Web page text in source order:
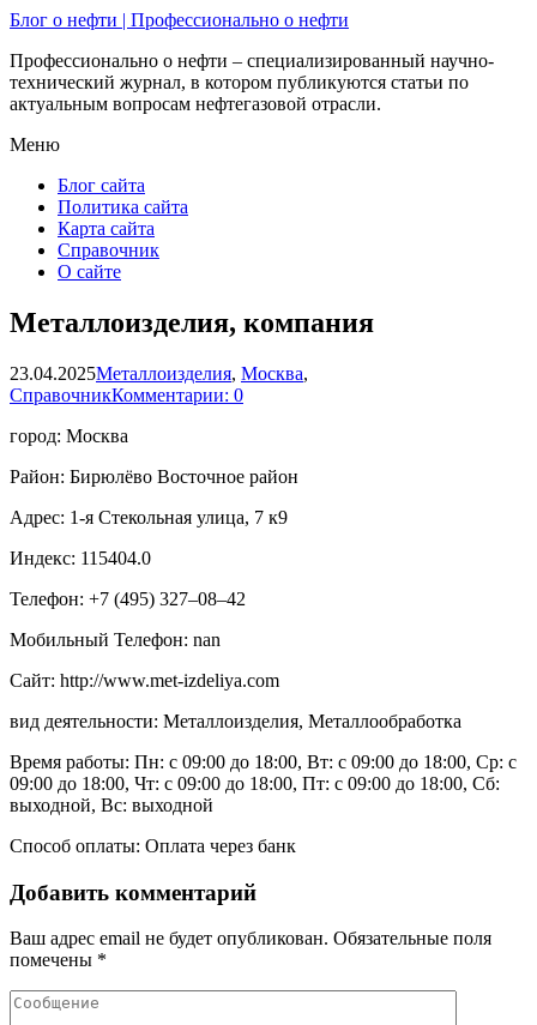
Блог о нефти | Профессионально о нефти
Профессионально о нефти – специализированный научно-
технический журнал, в котором публикуются статьи по
актуальным вопросам нефтегазовой отрасли.
Меню
Блог сайта
Политика сайта
Карта сайта
Справочник
О сайте
Металлоизделия, компания
23.04.2025Металлоизделия, Москва,
СправочникКомментарии: 0
город: Москва
Район: Бирюлёво Восточное район
Адрес: 1-я Стекольная улица, 7 к9
Индекс: 115404.0
Телефон: +7 (495) 327‒08‒42
Мобильный Телефон: nan
Сайт: http://www.met-izdeliya.com
вид деятельности: Металлоизделия, Металлообработка
Время работы: Пн: с 09:00 до 18:00, Вт: с 09:00 до 18:00, Ср: с
09:00 до 18:00, Чт: с 09:00 до 18:00, Пт: с 09:00 до 18:00, Сб:
выходной, Вс: выходной
Способ оплаты: Оплата через банк
Добавить комментарий
Ваш адрес email не будет опубликован. Обязательные поля
помечены *